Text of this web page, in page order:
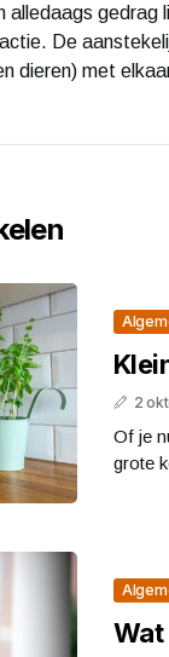
alledaags
De
dieren) met
2
Of je
grote
Wat